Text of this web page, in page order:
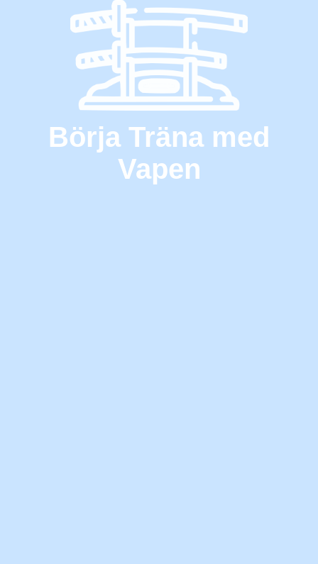
Börja Träna med
Vapen